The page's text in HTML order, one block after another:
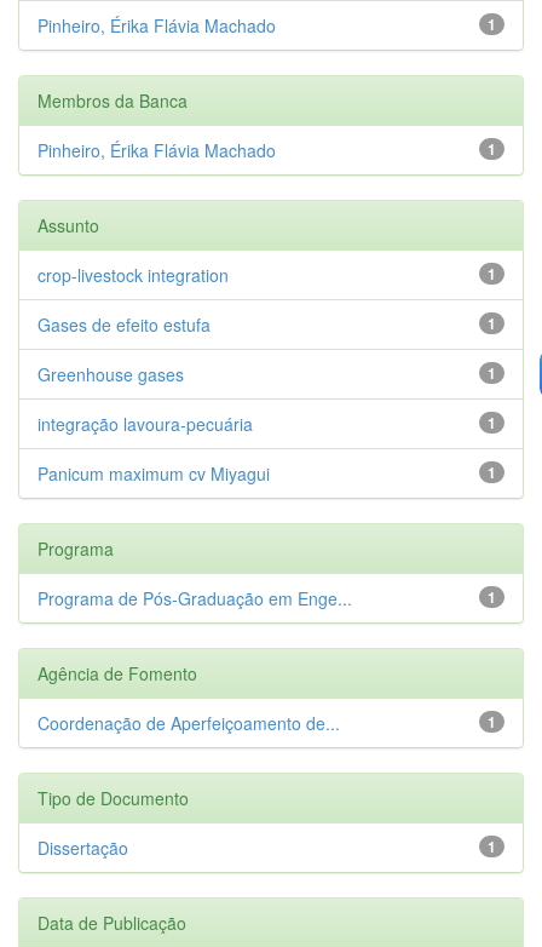
1
Pinheiro, Érika Flávia Machado
Membros da Banca
1
Pinheiro, Érika Flávia Machado
Assunto
1
crop-livestock integration
1
Gases de efeito estufa
1
Greenhouse gases
1
integração lavoura-pecuária
1
Panicum maximum cv Miyagui
Programa
1
Programa de Pós-Graduação em Enge...
Agência de Fomento
1
Coordenação de Aperfeiçoamento de...
Tipo de Documento
1
Dissertação
Data de Publicação